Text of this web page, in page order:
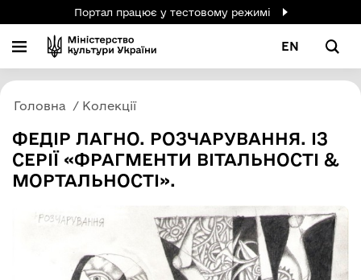
Портал працює у тестовому режимі
EN
Головна Колекції
ФЕДІР ЛАГНО. РОЗЧАРУВАННЯ. ІЗ
СЕРІЇ «ФРАГМЕНТИ ВІТАЛЬНОСТІ &
МОРТАЛЬНОСТІ».